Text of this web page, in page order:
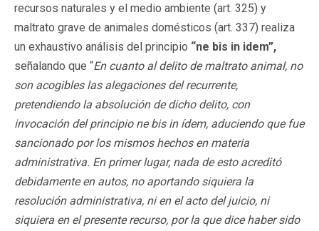
recursos naturales y el medio ambiente (art. 325) y
maltrato grave de animales domésticos (art. 337) realiza
un exhaustivo análisis del principio “ne bis in idem”,
señalando que “En cuanto al delito de maltrato animal, no
son acogibles las alegaciones del recurrente,
pretendiendo la absolución de dicho delito, con
invocación del principio ne bis in ídem, aduciendo que fue
sancionado por los mismos hechos en materia
administrativa. En primer lugar, nada de esto acreditó
debidamente en autos, no aportando siquiera la
resolución administrativa, ni en el acto del juicio, ni
siquiera en el presente recurso, por la que dice haber sido